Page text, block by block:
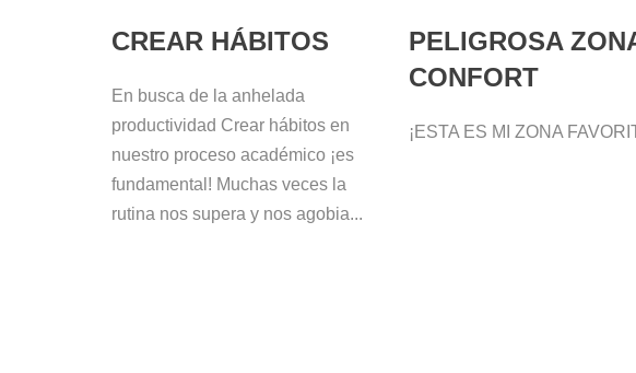
CREAR HÁBITOS
En busca de la anhelada
productividad Crear hábitos en
nuestro proceso académico ¡es
fundamental! Muchas veces la
rutina nos supera y nos agobia...
PELIGROSA
CONFORT
¡ESTA ES MI ZONA